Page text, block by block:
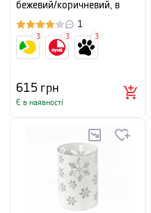
бежевий/коричневий, в
асортименті
1
615грн
Є в наявності
3 3 3